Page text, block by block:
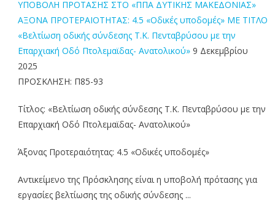
ΥΠΟΒΟΛΗ ΠΡΟΤΑΣΗΣ ΣΤΟ «ΠΠΑ ΔΥΤΙΚΗΣ ΜΑΚΕΔΟΝΙΑΣ»
ΑΞΟΝΑ ΠΡΟΤΕΡΑΙΟΤΗΤΑΣ: 4.5 «Οδικές υποδομές» ΜΕ ΤΙΤΛΟ
«Βελτίωση οδικής σύνδεσης Τ.Κ. Πενταβρύσου με την
Επαρχιακή Οδό Πτολεμαϊδας- Ανατολικού»9 Δεκεμβρίου
2025
ΠΡΟΣΚΛΗΣΗ: Π85-93
Τίτλος: «Βελτίωση οδικής σύνδεσης Τ.Κ. Πενταβρύσου με την
Επαρχιακή Οδό Πτολεμαϊδας- Ανατολικού»
Άξονας Προτεραιότητας: 4.5 «Οδικές υποδομές»
Αντικείμενο της Πρόσκλησης είναι η υποβολή πρότασης για
εργασίες βελτίωσης της οδικής σύνδεσης ...